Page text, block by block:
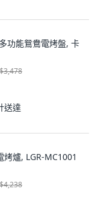
功能鴛鴦電烤盤, 卡
$3,478
送達
烤爐, LGR-MC1001
$4,238